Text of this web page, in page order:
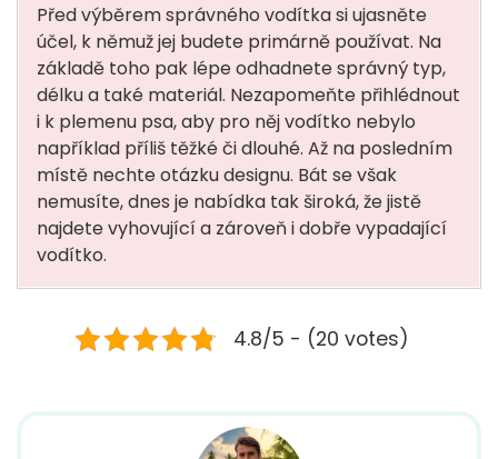
Před výběrem správného vodítka si ujasněte
účel, k němuž jej budete primárně používat. Na
základě toho pak lépe odhadnete správný typ,
délku a také materiál. Nezapomeňte přihlédnout
i k plemenu psa, aby pro něj vodítko nebylo
například příliš těžké či dlouhé. Až na posledním
místě nechte otázku designu. Bát se však
nemusíte, dnes je nabídka tak široká, že jistě
najdete vyhovující a zároveň i dobře vypadající
vodítko.
4.8/5 - (20 votes)